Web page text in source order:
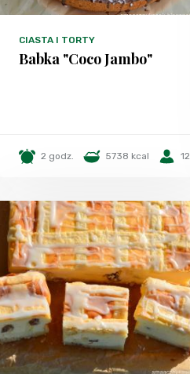
CIASTA I TORTY
Babka "Coco Jambo"
2 godz. 5738 kcal 12